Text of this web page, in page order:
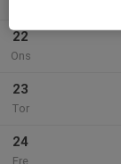
22
Ons
23
Tor
24
Fre